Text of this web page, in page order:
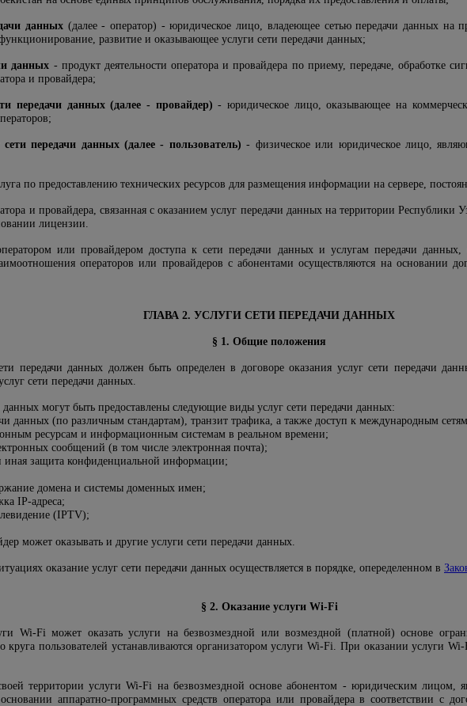
данных (далее - оператор) - юридическое лицо, владеющее сетью передачи данных на
развитие и оказывающее услуги сети передачи данных;
данных - продукт деятельности оператора и провайдера по приему, передаче, обработке
и провайдера;
передачи данных (далее - провайдер) - юридическое лицо, оказывающее на
сети передачи данных (далее - пользователь) - физическое или юридическое лицо,
по предоставлению технических ресурсов для размещения информации на сервере,
и провайдера, связанная с оказанием услуг передачи данных на территории Республики
лицензии.
или провайдером доступа к сети передачи данных и услугам передачи
операторов или провайдеров с абонентами осуществляются на основании
ГЛАВА 2. УСЛУГИ СЕТИ ПЕРЕДАЧИ ДАННЫХ
§ 1. Общие положения
передачи данных должен быть определен в договоре оказания услуг сети передачи
сети передачи данных.
данных могут быть предоставлены следующие виды услуг сети передачи данных:
данных (по различным стандартам), транзит трафика, а также доступ к международным
ресурсам и информационным системам в реальном времени;
сообщений (в том числе электронная почта);
иная защита конфиденциальной информации;
домена и системы доменных имен;
IP-адреса;
(IPTV);
может оказывать и другие услуги сети передачи данных.
оказание услуг сети передачи данных осуществляется в порядке, опеределенном в
§ 2. Оказание услуги Wi-Fi
Wi-Fi может оказать услуги на безвозмездной или возмездной (платной) основе
круга пользователей устанавливаются организатором услуги Wi-Fi. При оказании услуги
территории услуги Wi-Fi на безвозмездной основе абонентом - юридическим лицом,
аппаратно-программных средств оператора или провайдера в соответствии с